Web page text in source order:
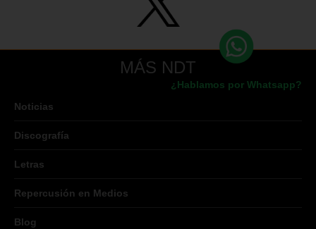
¿Hablamos por Whatsapp?
MÁS NDT
Noticias
Discografía
Letras
Repercusión en Medios
Blog